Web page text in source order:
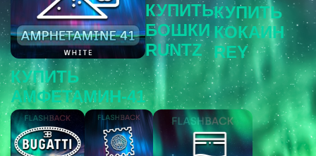
КУПИТЬ
АМФЕТАМИН-41
КУПИТЬ
БОШКИ
RUNTZ
КУПИТЬ
КОКАИН
REY